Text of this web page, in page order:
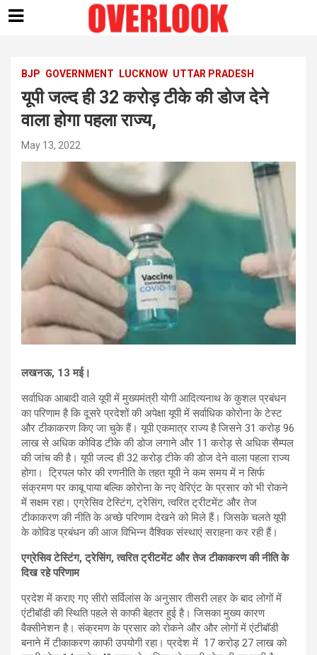
content
BJP GOVERNMENT LUCKNOW UTTAR PRADESH
यूपी जल्द ही 32 करोड़ टीके की डोज देने
वाला होगा पहला राज्य,
May 13, 2022
लखनऊ, 13 मई।
सर्वाधिक आबादी वाले यूपी में मुख्‍यमंत्री योगी आदित्‍यनाथ के कुशल प्रबंधन
का परिणाम है कि दूसरे प्रदेशों की अपेक्षा यूपी में सर्वाधिक कोरोना के टेस्‍ट
और टीकाकरण किए जा चुके हैं। यूपी एकमात्र राज्‍य है जिसने 31 करोड़ 96
लाख से अधिक कोविड टीके की डोज लगाने और 11 करोड़ से अधिक सैम्पल
की जांच की है। यूपी जल्‍द ही 32 करोड़ टीके की डोज देने वाला पहला राज्‍य
होगा। ट्रि‍पल फोर की रणनीति के तहत यूपी ने कम समय में न सिर्फ
संक्रमण पर काबू पाया बल्कि कोरोना के नए वेरिएंट के प्रसार को भी रोकने
में सक्षम रहा। एग्रेसिव टेस्टिंग, ट्रेसिंग, त्वरित ट्रीटमेंट और तेज
टीकाकरण की नीति के अच्छे परिणाम देखने को मिले हैं। जिसके चलते यूपी
के कोविड प्रबंधन की आज विभिन्न वैश्विक संस्थाएं सराहना कर रही हैं।
एग्रेसिव टेस्टिंग, ट्रेसिंग, त्वरित ट्रीटमेंट और तेज टीकाकरण की नीति के
दिख रहे परिणाम
प्रदेश में कराए गए सीरो सर्विलांस के अनुसार तीसरी लहर के बाद लोगों में
एंटीबॉडी की स्थिति पहले से काफी बेहतर हुई है। जिसका मुख्‍य कारण
वैक्सीनेशन है। संक्रमण के प्रसार को रोकने और और लोगों में एंटीबॉडी
बनाने में टीकाकरण काफी उपयोगी रहा। प्रदेश में 17 करोड़ 27 लाख को